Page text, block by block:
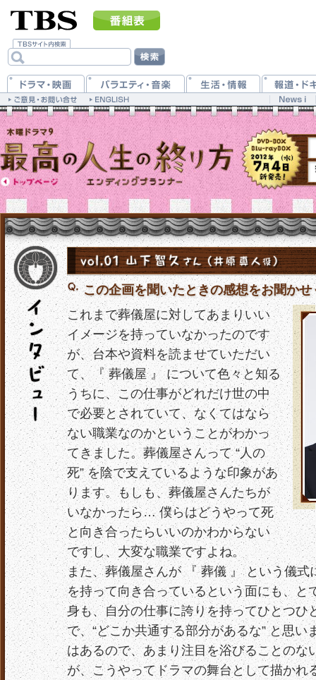
この企画を聞いたときの感想をお聞かせ
これまで葬儀屋に対してあまりいい
イメージを持っていなかったのです
が、台本や資料を読ませていただい
て、『 葬儀屋 』 について色々と知る
うちに、この仕事がどれだけ世の中
で必要とされていて、なくてはなら
ない職業なのかということがわかっ
てきました。葬儀屋さんって “人の
死” を陰で支えているような印象があ
ります。もしも、葬儀屋さんたちが
いなかったら… 僕らはどうやって死
と向き合ったらいいのかわからない
ですし、大変な職業ですよね。
また、葬儀屋さんが 『 葬儀 』 という儀式
を持って向き合っているという面にも、と
身も、自分の仕事に誇りを持ってひとつひ
で、“どこか共通する部分があるな” と思い
はあるので、あまり注目を浴びることのな
が、こうやってドラマの舞台として描かれ